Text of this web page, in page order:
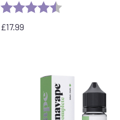
Valoración: 4.5 out of 5 stars
£17.99